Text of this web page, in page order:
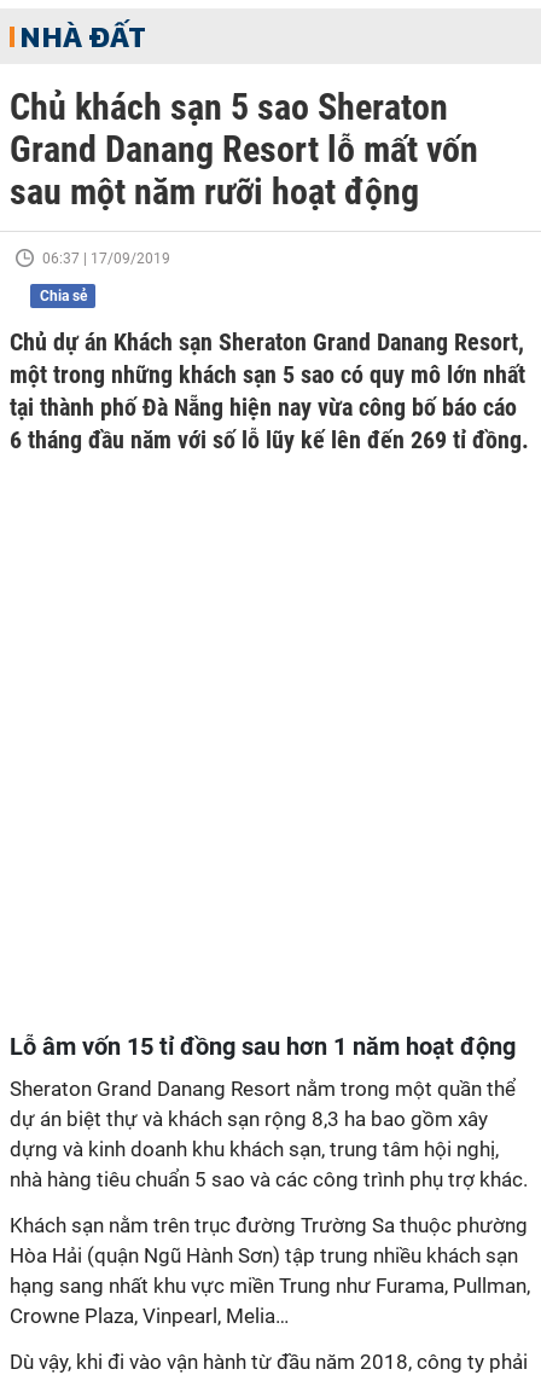
NHÀ ĐẤT
Chủ khách sạn 5 sao Sheraton
Grand Danang Resort lỗ mất vốn
sau một năm rưỡi hoạt động
06:37 | 17/09/2019
Chia sẻ
Chủ dự án Khách sạn Sheraton Grand Danang Resort,
một trong những khách sạn 5 sao có quy mô lớn nhất
tại thành phố Đà Nẵng hiện nay vừa công bố báo cáo
6 tháng đầu năm với số lỗ lũy kế lên đến 269 tỉ đồng.
Lỗ âm vốn 15 tỉ đồng sau hơn 1 năm hoạt động
Sheraton Grand Danang Resort nằm trong một quần thể
dự án biệt thự và khách sạn rộng 8,3 ha bao gồm xây
dựng và kinh doanh khu khách sạn, trung tâm hội nghị,
nhà hàng tiêu chuẩn 5 sao và các công trình phụ trợ khác.
Khách sạn nằm trên trục đường Trường Sa thuộc phường
Hòa Hải (quận Ngũ Hành Sơn) tập trung nhiều khách sạn
hạng sang nhất khu vực miền Trung như Furama, Pullman,
Crowne Plaza, Vinpearl, Melia…
Dù vậy, khi đi vào vận hành từ đầu năm 2018, công ty phải